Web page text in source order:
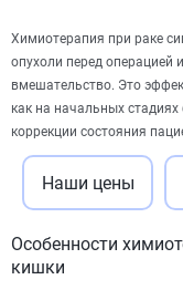
Химиотерапия при раке
опухоли перед операцией
вмешательство. Это
как на начальных
коррекции состояния
Наши цены
Особенности
кишки